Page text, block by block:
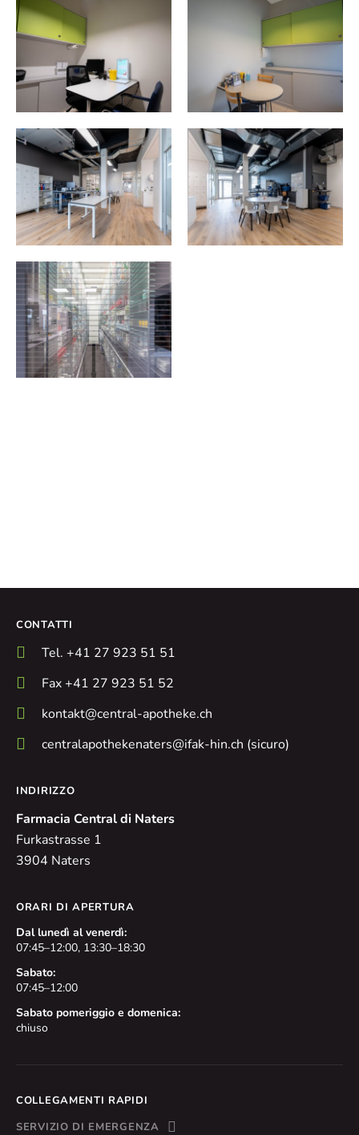
CONTATTI
Tel. +41 27 923 51 51
Fax +41 27 923 51 52
kontakt@central-apotheke.ch
centralapothekenaters@ifak-hin.ch (sicuro)
INDIRIZZO
Farmacia Central di Naters
Furkastrasse 1
3904 Naters
ORARI DI APERTURA
Dal lunedì al venerdì:
07:45–12:00, 13:30–18:30
Sabato:
07:45–12:00
Sabato pomeriggio e domenica:
chiuso
COLLEGAMENTI RAPIDI
SERVIZIO DI EMERGENZA